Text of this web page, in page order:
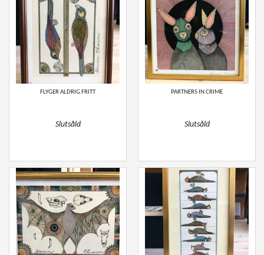
FLYGER ALDRIG FRITT
Slutsåld
PARTNERS IN CRIME
Slutsåld